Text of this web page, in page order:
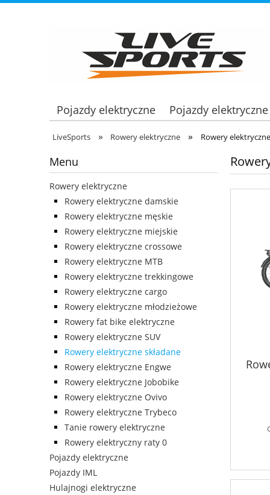
Pojazdy elektryczne Pojazdy
LiveSports » Rowery elektryczne » Rowery
Menu
Rowery elektryczne
Rowery elektryczne damskie
Rowery elektryczne męskie
Rowery elektryczne miejskie
Rowery elektryczne crossowe
Rowery elektryczne MTB
Rowery elektryczne trekkingowe
Rowery elektryczne cargo
Rowery elektryczne młodzieżowe
Rowery fat bike elektryczne
Rowery elektryczne SUV
Rowery elektryczne składane
Rowery elektryczne Engwe
Rowery elektryczne Jobobike
Rowery elektryczne Ovivo
Rowery elektryczne Trybeco
Tanie rowery elektryczne
Rowery elektryczny raty 0
Pojazdy elektryczne
Pojazdy IML
Hulajnogi elektryczne